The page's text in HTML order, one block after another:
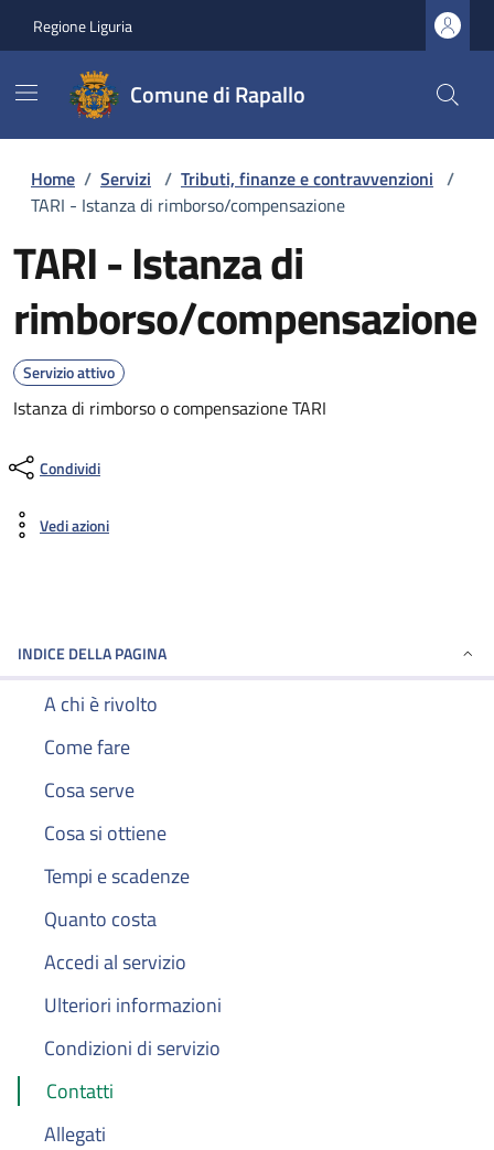
Regione Liguria
Comune di Rapallo
Home / Servizi / Tributi, finanze e contravvenzioni /
TARI - Istanza di rimborso/compensazione
TARI - Istanza di
rimborso/compensazione
Servizio attivo
Istanza di rimborso o compensazione TARI
Condividi
Vedi azioni
INDICE DELLA PAGINA
A chi è rivolto
Come fare
Cosa serve
Cosa si ottiene
Tempi e scadenze
Quanto costa
Accedi al servizio
Ulteriori informazioni
Condizioni di servizio
Contatti
Allegati